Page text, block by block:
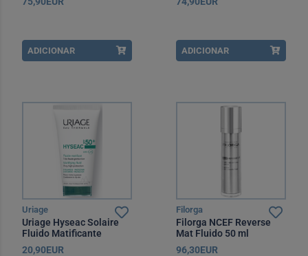
ADICIONAR ADICIONAR
Uriage
Uriage Hyseac Solaire
Fluido Matificante
SPF50 50 ml
20,90EUR
Filorga
Filorga NCEF Reverse
Mat Fluido 50 ml
96,30EUR